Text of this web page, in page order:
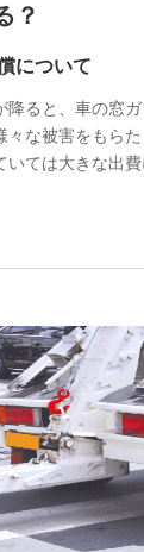
び当社と取引のあ
携会社の保険そ
約を勧奨するため
ーン等の実施のた
・管理等付帯業
する情報
個人情報
等の管理、給与
手続きのため、
務、営業情報の
務、およびこれら
？
について
降ると、車の窓
な被害をもらた
いては大きな出